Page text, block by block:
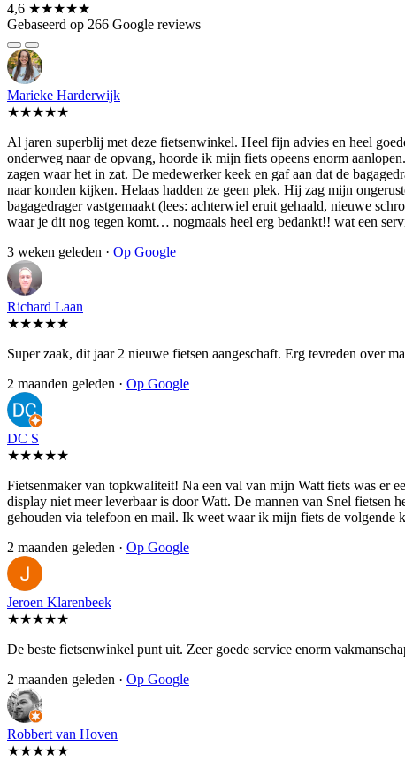
4,6 ★★★★★
Gebaseerd op 266 Google reviews
Marieke Harderwijk
★★★★★
Al jaren superblij met deze fietsenwinkel. Heel fijn advies en heel
onderweg naar de opvang, hoorde ik mijn fiets opeens enorm
zagen waar het in zat. De medewerker keek en gaf aan dat de
naar konden kijken. Helaas hadden ze geen plek. Hij zag mijn
bagagedrager vastgemaakt (lees: achterwiel eruit gehaald, nieuwe
waar je dit nog tegen komt… nogmaals heel erg bedankt!! wat een
3 weken geleden · Op Google
Richard Laan
★★★★★
Super zaak, dit jaar 2 nieuwe fietsen aangeschaft. Erg tevreden over
2 maanden geleden · Op Google
DC S
★★★★★
Fietsenmaker van topkwaliteit! Na een val van mijn Watt fiets was er
display niet meer leverbaar is door Watt. De mannen van Snel fietsen
gehouden via telefoon en mail. Ik weet waar ik mijn fiets de volgende
2 maanden geleden · Op Google
Jeroen Klarenbeek
★★★★★
De beste fietsenwinkel punt uit. Zeer goede service enorm
2 maanden geleden · Op Google
Robbert van Hoven
★★★★★